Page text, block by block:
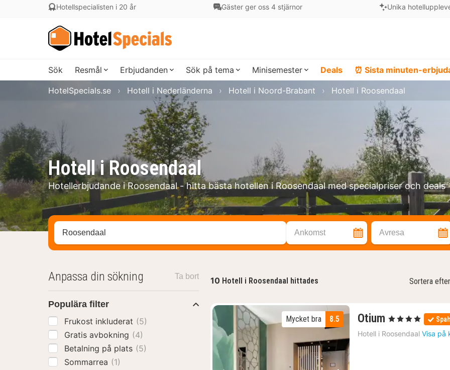
Hotellspecialisten i 20 år Gäster ger oss 4 stjärnor Unika
Sök Resmål Erbjudanden Sök på tema Minisemester Deals ⏰ Sista minuten-
Hotell i Roosendaal
Hotellerbjudande i Roosendaal - hitta bästa hotellen i Roosendaal med specialpriser och deals
HotelSpecials.se Hotell i Nederländerna Hotell i Noord-Brabant Hotell i Roosendaal
Sök efter hotell, område eller stad Ankomst Avresa
10 Hotell i Roosendaal hittades Sortera efter
8.5
Mycket bra Otium 1
natt
från
, 4 Stjärnor
Hotell i Roosendaal Visa på
Anpassa din sökning Ta bort
Populära filter
Frukost inkluderat (5)
Gratis avbokning (4)
Betalning på plats (5)
Sommarrea (1)